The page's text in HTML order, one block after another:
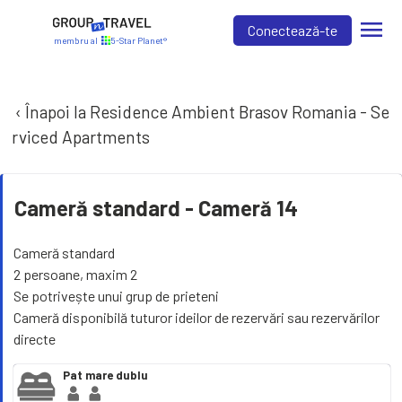
membru al 5-Star Planet®
Conectează-te menu
‹ Înapoi la Residence Ambient Brasov Romania - Se
rviced Apartments
Cameră standard - Cameră 14
Cameră standard
2 persoane, maxim 2
Se potrivește unui grup de prieteni
Cameră disponibilă tuturor ideilor de rezervări sau rezervărilor
directe
Pat mare dublu